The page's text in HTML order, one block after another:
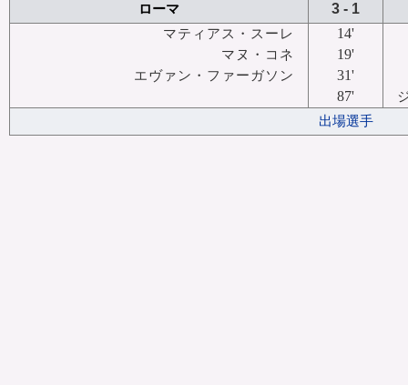
ローマ 3 - 1
マティアス・スーレ 14'
マヌ・コネ 19'
エヴァン・ファーガソン
31'
87'
出場選手